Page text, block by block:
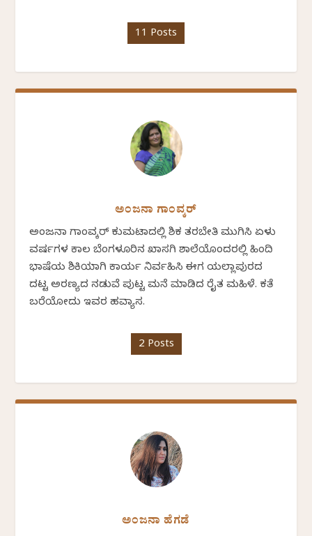
11 Posts
ಅಂಜನಾ ಗಾಂವ್ಕರ್
ಅಂಜನಾ ಗಾಂವ್ಕರ್ ಕುಮಟಾದಲ್ಲಿ ಶಿಕ್ಷಕ ತರಬೇತಿ ಮುಗಿಸಿ ಏಳು
ವರ್ಷಗಳ ಕಾಲ ಬೆಂಗಳೂರಿನ ಖಾಸಗಿ ಶಾಲೆಯೊಂದರಲ್ಲಿ ಹಿಂದಿ
ಭಾಷೆಯ ಶಿಕ್ಷಕಿಯಾಗಿ ಕಾರ್ಯ ನಿರ್ವಹಿಸಿ ಈಗ ಯಲ್ಲಾಪುರದ
ದಟ್ಟ ಅರಣ್ಯದ ನಡುವೆ ಪುಟ್ಟ ಮನೆ ಮಾಡಿದ ರೈತ ಮಹಿಳೆ. ಕತೆ
ಬರೆಯೋದು ಇವರ ಹವ್ಯಾಸ.
2 Posts
ಅಂಜನಾ ಹೆಗಡೆ